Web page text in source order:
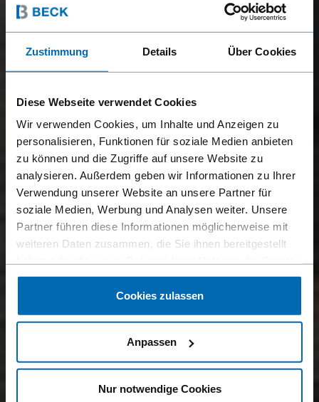
Zustimmung Details Über Cookies
Diese Webseite verwendet Cookies
Wir verwenden Cookies, um Inhalte und Anzeigen zu
personalisieren, Funktionen für soziale Medien anbieten
zu können und die Zugriffe auf unsere Website zu
analysieren. Außerdem geben wir Informationen zu Ihrer
Verwendung unserer Website an unsere Partner für
soziale Medien, Werbung und Analysen weiter. Unsere
Partner führen diese Informationen möglicherweise mit
weiteren Daten zusammen, die Sie ihnen bereitgestellt
gesammelt haben.
Cookies zulassen
Anpassen
Nur notwendige Cookies